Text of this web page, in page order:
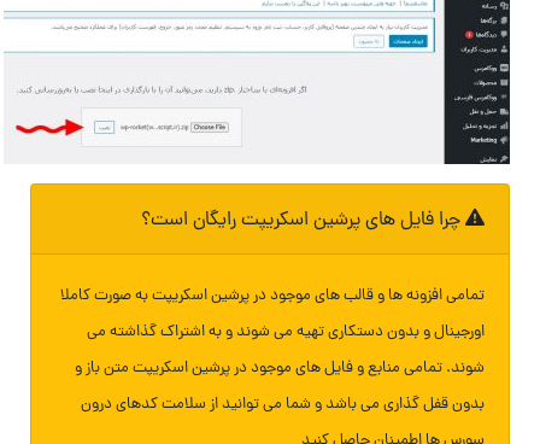
چرا فایل های پرشین اسکریپت رایگان است؟
تمامی افزونه ها و قالب های موجود در پرشین اسکریپت به صورت کاملا
اورجینال و بدون دستکاری تهیه می شوند و به اشتراک گذاشته می
شوند. تمامی منابع و فایل های موجود در پرشین اسکریپت متن باز و
بدون قفل گذاری می باشد و شما می توانید از سلامت کدهای درون